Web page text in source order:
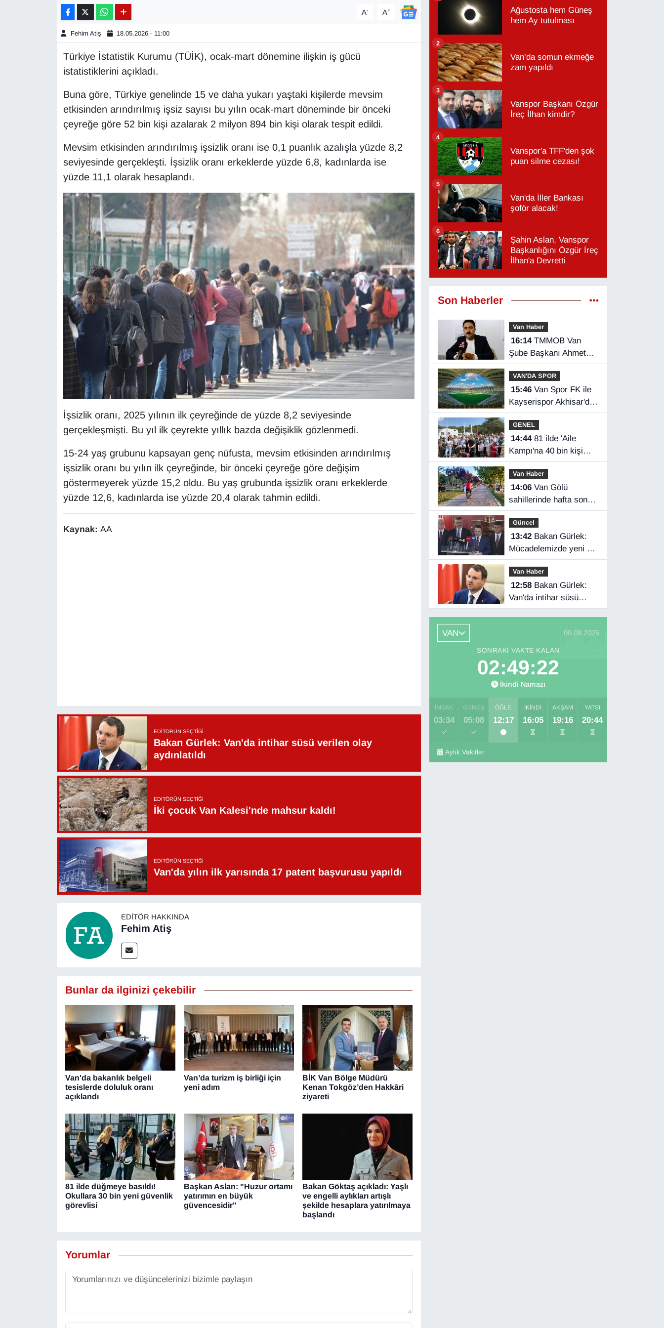
A- A+
Fehim Atiş 18.05.2026 - 11:00
Türkiye İstatistik Kurumu (TÜİK), ocak-mart dönemine ilişkin iş gücü
istatistiklerini açıkladı.
Buna göre, Türkiye genelinde 15 ve daha yukarı yaştaki kişilerde mevsim
etkisinden arındırılmış işsiz sayısı bu yılın ocak-mart döneminde bir önceki
çeyreğe göre 52 bin kişi azalarak 2 milyon 894 bin kişi olarak tespit edildi.
Mevsim etkisinden arındırılmış işsizlik oranı ise 0,1 puanlık azalışla yüzde 8,2
seviyesinde gerçekleşti. İşsizlik oranı erkeklerde yüzde 6,8, kadınlarda ise
yüzde 11,1 olarak hesaplandı.
İşsizlik oranı, 2025 yılının ilk çeyreğinde de yüzde 8,2 seviyesinde
gerçekleşmişti. Bu yıl ilk çeyrekte yıllık bazda değişiklik gözlenmedi.
15-24 yaş grubunu kapsayan genç nüfusta, mevsim etkisinden arındırılmış
işsizlik oranı bu yılın ilk çeyreğinde, bir önceki çeyreğe göre değişim
göstermeyerek yüzde 15,2 oldu. Bu yaş grubunda işsizlik oranı erkeklerde
yüzde 12,6, kadınlarda ise yüzde 20,4 olarak tahmin edildi.
Kaynak: AA
EDITÖRÜN SEÇTIĞI
Bakan Gürlek: Van'da intihar süsü verilen olay
aydınlatıldı
EDITÖRÜN SEÇTIĞI
İki çocuk Van Kalesi'nde mahsur kaldı!
EDITÖRÜN SEÇTIĞI
Van'da yılın ilk yarısında 17 patent başvurusu yapıldı
EDITÖR HAKKINDA
Fehim Atiş
Bunlar da ilginizi çekebilir
Van'da bakanlık belgeli
tesislerde doluluk oranı
açıklandı
Van’da turizm iş birliği için
yeni adım
BİK Van Bölge Müdürü
Kenan Tokgöz’den Hakkâri
ziyareti
81 ilde düğmeye basıldı!
Okullara 30 bin yeni güvenlik
görevlisi
Başkan Aslan: "Huzur ortamı
yatırımın en büyük
güvencesidir"
Bakan Göktaş açıkladı: Yaşlı
ve engelli aylıkları artışlı
şekilde hesaplara yatırılmaya
başlandı
Yorumlar
Ağustosta hem Güneş
hem Ay tutulması
Van’da somun ekmeğe
zam yapıldı
2
Vanspor Başkanı Özgür
İreç İlhan kimdir?
3
Vanspor'a TFF'den şok
puan silme cezası!
4
Van'da İller Bankası
şoför alacak!
5
Şahin Aslan, Vanspor
Başkanlığını Özgür İreç
İlhan'a Devretti
6
Son Haberler
Van Haber
16:14TMMOB Van
Şube Başkanı Ahmet
Ortakçı: Van’da otopark
yetersizliği ciddi sorun!
VAN'DA SPOR
15:46Van Spor FK ile
Kayserispor Akhisar'da
rakip
GENEL
14:4481 ilde 'Aile
Kampı'na 40 bin kişi
katıldı
Van Haber
14:06Van Gölü
sahillerinde hafta sonu
yoğunluğu
Güncel
13:42Bakan Gürlek:
Mücadelemizde yeni bir
boyuta geçeceğiz
Van Haber
12:58Bakan Gürlek:
Van'da intihar süsü
verilen olay aydınlatıldı
VAN 09.08.2026
SONRAKI VAKTE KALAN
02:49:21
İkindi Namazı
İMSAK
03:34
GÜNEŞ
05:08
ÖĞLE
12:17
İKINDI
16:05
AKŞAM
19:16
YATSI
20:44
Aylık Vakitler
Gündem
HABERDE İNSAN
Kamu Alımları
Kim Kimdir?
Kültür & Sanat
MAGAZİN
ONE EKONOMİ
POLİTİKA
Resmi İlanlar
RÖPORTAJ
Sinema - TV